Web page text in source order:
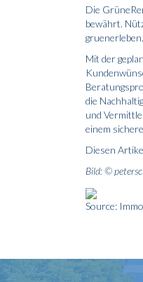
Die
bewährt.
Mit der
die
und
einem
Diesen
Bild: ©
Source: